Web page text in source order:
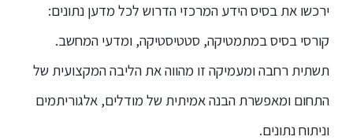
ירכשו את בסיס הידע המרכזי הדרוש לכל מדען נתונים:
קורסי בסיס במתמטיקה, סטטיסטיקה, ומדעי המחשב.
תשתית רחבה ומעמיקה זו מהווה את הליבה המקצועית של
התחום ומאפשרת הבנה אמיתית של מודלים, אלגוריתמים
וניתוח נתונים.